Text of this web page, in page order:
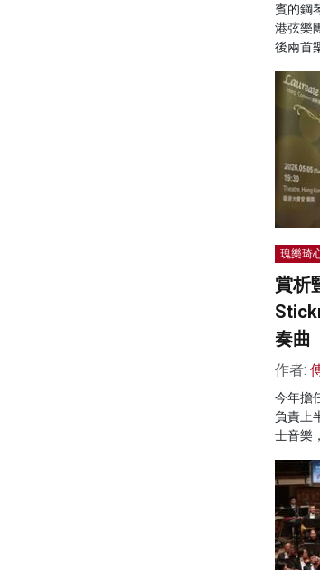
賓的鋼
港弦樂
後兩首
瑰樂琦
賞析
奏曲
作者:
今年擔
負責上
士音樂